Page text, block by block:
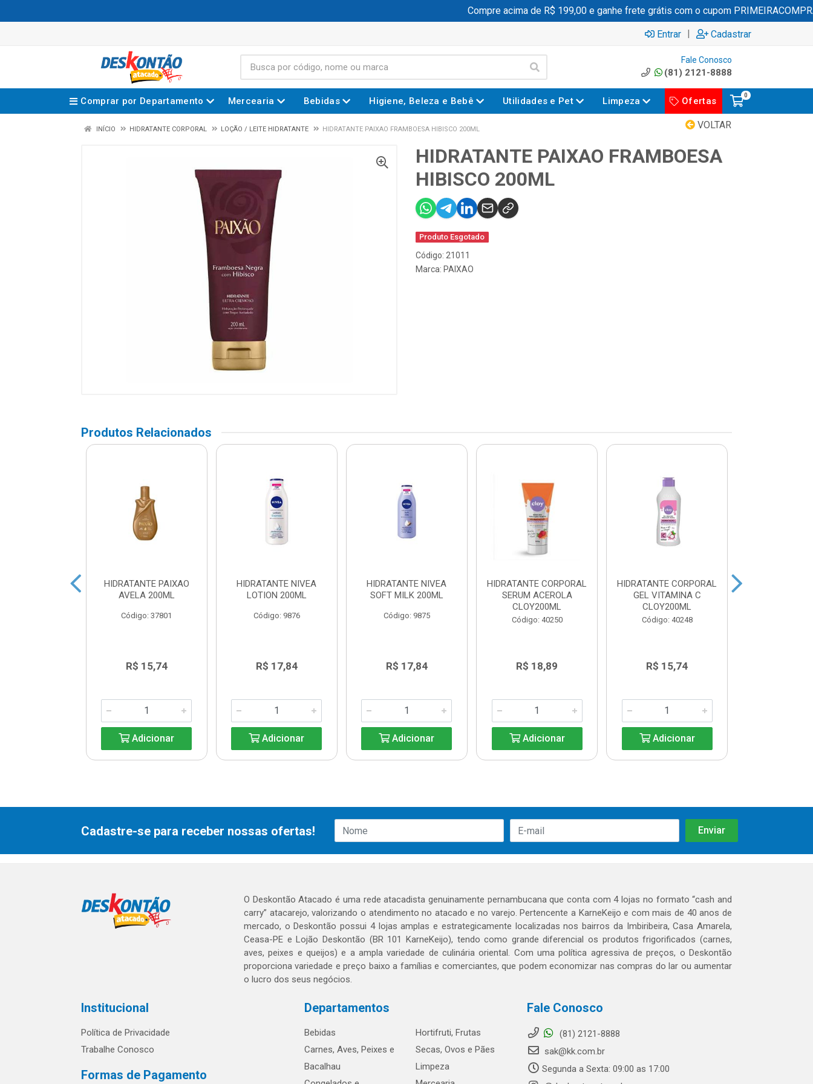
Compre acima de R$ 199,00 e ganhe frete grátis com o cupom PRIMEIRACOMPRA
Entrar | Cadastrar
Fale Conosco
(81) 2121-8888
Comprar por Departamento Mercearia Bebidas Higiene, Beleza e Bebê Utilidades e Pet Limpeza Ofertas
0
VOLTAR
INÍCIO HIDRATANTE CORPORAL LOÇÃO / LEITE HIDRATANTE HIDRATANTE PAIXAO FRAMBOESA HIBISCO 200ML
HIDRATANTE PAIXAO FRAMBOESA
HIBISCO 200ML
Produto Esgotado
Código: 21011
Marca: PAIXAO
Produtos Relacionados
HIDRATANTE PAIXAO
AVELA 200ML
Código: 37801
R$ 15,74
Adicionar
HIDRATANTE NIVEA
LOTION 200ML
Código: 9876
R$ 17,84
Adicionar
HIDRATANTE NIVEA
SOFT MILK 200ML
Código: 9875
R$ 17,84
Adicionar
HIDRATANTE CORPORAL
SERUM ACEROLA
CLOY200ML
Código: 40250
R$ 18,89
Adicionar
HIDRATANTE CORPORAL
GEL VITAMINA C
CLOY200ML
Código: 40248
R$ 15,74
Adicionar
Cadastre-se para receber nossas ofertas!
O Deskontão Atacado é uma rede atacadista genuinamente pernambucana que conta com 4 lojas no formato “cash and
carry” atacarejo, valorizando o atendimento no atacado e no varejo. Pertencente a KarneKeijo e com mais de 40 anos de
mercado, o Deskontão possui 4 lojas amplas e estrategicamente localizadas nos bairros da Imbiribeira, Casa Amarela,
Ceasa-PE e Lojão Deskontão (BR 101 KarneKeijo), tendo como grande diferencial os produtos frigorificados (carnes,
aves, peixes e queijos) e a ampla variedade de culinária oriental. Com uma política agressiva de preços, o Deskontão
proporciona variedade e preço baixo a famílias e comerciantes, que podem economizar nas compras do lar ou aumentar
o lucro dos seus negócios.
Institucional
Política de Privacidade
Trabalhe Conosco
Formas de Pagamento
Departamentos
Bebidas
Carnes, Aves, Peixes e
Bacalhau
Hortifruti, Frutas
Secas, Ovos e Pães
Limpeza
Fale Conosco
(81) 2121-8888
sak@kk.com.br
Segunda a Sexta: 09:00 as 17:00